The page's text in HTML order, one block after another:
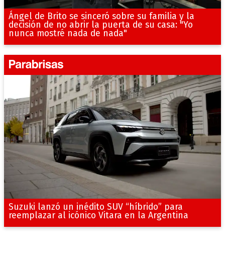
Ángel de Brito se sinceró sobre su familia y la
decisión de no abrir la puerta de su casa: "Yo
nunca mostré nada de nada"
Suzuki lanzó un inédito SUV “híbrido” para
reemplazar al icónico Vitara en la Argentina